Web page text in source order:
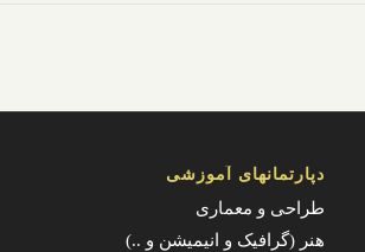
دپارتمانهای آموزشی
طراحی و معماری
هنر (گرافیک و انیمیشن و ..)